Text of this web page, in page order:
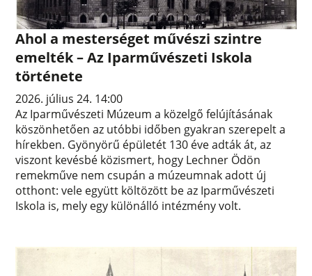
Ahol a mesterséget művészi szintre
emelték – Az Iparművészeti Iskola
története
2026. július 24. 14:00
Az Iparművészeti Múzeum a közelgő felújításának
köszönhetően az utóbbi időben gyakran szerepelt a
hírekben. Gyönyörű épületét 130 éve adták át, az
viszont kevésbé közismert, hogy Lechner Ödön
remekműve nem csupán a múzeumnak adott új
otthont: vele együtt költözött be az Iparművészeti
Iskola is, mely egy különálló intézmény volt.